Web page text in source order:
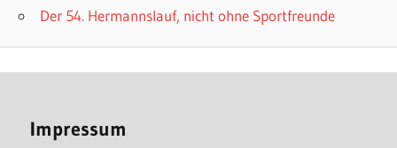
Der 54. Hermannslauf, nicht ohne Sportfreunde
Impressum